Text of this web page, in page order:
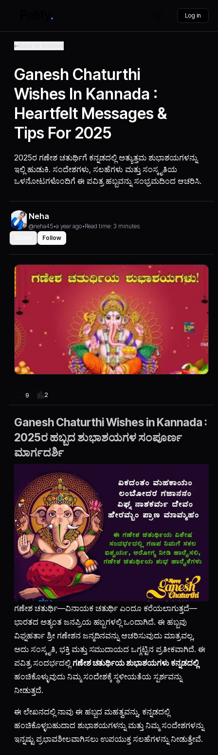
Log in
Ganesh Chaturthi
Wishes In Kannada :
Heartfelt Messages &
Tips For 2025
2025ರ ಗಣೇಶ ಚತುರ್ಥಿಗೆ ಕನ್ನಡದಲ್ಲಿ ಅತ್ಯುತ್ತಮ ಶುಭಾಶಯಗಳನ್ನು
ಇಲ್ಲಿ ಹುಡುಕಿ. ಸಂದೇಶಗಳು, ಸಲಹೆಗಳು ಮತ್ತು ಸಂಸ್ಕೃತಿಯ
ಒಳನೋಟಗಳೊಂದಿಗೆ ಈ ಪವಿತ್ರ ಹಬ್ಬವನ್ನು ಸಂಭ್ರಮದಿಂದ ಆಚರಿಸಿ.
Neha
@neha45•a year ago•Read time: 3 minutes
Follow
9 2
Ganesh Chaturthi Wishes in Kannada :
2025ರ ಹಬ್ಬದ ಶುಭಾಶಯಗಳ ಸಂಪೂರ್ಣ
ಮಾರ್ಗದರ್ಶಿ
ಗಣೇಶ ಚತುರ್ಥಿ—ವಿನಾಯಕ ಚತುರ್ಥಿ ಎಂದೂ ಕರೆಯಲಾಗುತ್ತದೆ—
ಭಾರತದ ಅತ್ಯಂತ ಜನಪ್ರಿಯ ಹಬ್ಬಗಳಲ್ಲಿ ಒಂದಾಗಿದೆ. ಈ ಹಬ್ಬವು
ವಿಘ್ನಹರ್ತಾ ಶ್ರೀ ಗಣೇಶನ ಜನ್ಮದಿನವನ್ನು ಆಚರಿಸುವುದು ಮಾತ್ರವಲ್ಲ,
ಅದು ಸಂಸ್ಕೃತಿ, ಭಕ್ತಿ ಮತ್ತು ಸಮುದಾಯದ ಒಗ್ಗಟ್ಟಿನ ಪ್ರತೀಕವಾಗಿದೆ. ಈ
ಪವಿತ್ರ ಸಂದರ್ಭದಲ್ಲಿ ಗಣೇಶ ಚತುರ್ಥಿಯ ಶುಭಾಶಯಗಳು ಕನ್ನಡದಲ್ಲಿ
ಹಂಚಿಕೊಳ್ಳುವುದು ನಿಮ್ಮ ಸಂದೇಶಕ್ಕೆ ಸ್ಥಳೀಯತೆಯ ಸ್ಪರ್ಶವನ್ನು
ನೀಡುತ್ತದೆ.
ಈ ಲೇಖನದಲ್ಲಿ ನಾವು ಈ ಹಬ್ಬದ ಮಹತ್ವವನ್ನು, ಕನ್ನಡದಲ್ಲಿ
ಹಂಚಿಕೊಳ್ಳಬಹುದಾದ ಶುಭಾಶಯಗಳನ್ನು ಮತ್ತು ನಿಮ್ಮ ಸಂದೇಶಗಳನ್ನು
ಇನ್ನಷ್ಟು ಪ್ರಭಾವಶೀಲವಾಗಿಸಲು ಉಪಯುಕ್ತ ಸಲಹೆಗಳನ್ನು ನೀಡುತ್ತೇವೆ.